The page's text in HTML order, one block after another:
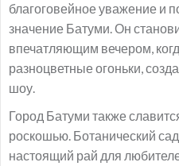
благоговейное уважение и
значение Батуми. Он
впечатляющим вечером,
разноцветные огоньки,
шоу.
Город Батуми также
роскошью. Ботанический
настоящий рай для